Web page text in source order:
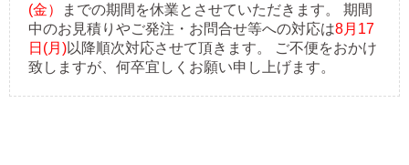
(金）
までの期間を休業とさせていただきます。 期間
中のお見積りやご発注・お問合せ等への対応は8月17
日(月)以降順次対応させて頂きます。 ご不便をおかけ
致しますが、何卒宜しくお願い申し上げます。